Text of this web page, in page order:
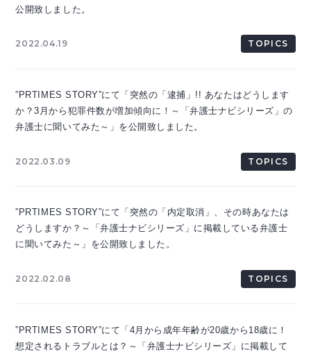
2022.04.19 TOPICS
公開致しました。
2022.03.09 TOPICS
”PRTIMES STORY”にて「突然の「逮捕」!! あなたはどうします
か？3月から犯罪件数が増加傾向に！～「弁護士ナビシリーズ」の
弁護士に聞いてみた～」を公開致しました。
2022.02.08 TOPICS
”PRTIMES STORY”にて「突然の「内定取消」、その時あなたは
どうしますか？～「弁護士ナビシリーズ」に掲載している弁護士
に聞いてみた～」を公開致しました。
”PRTIMES STORY”にて「4月から成年年齢が20歳から18歳に！
想定されるトラブルとは？～「弁護士ナビシリーズ」に掲載して